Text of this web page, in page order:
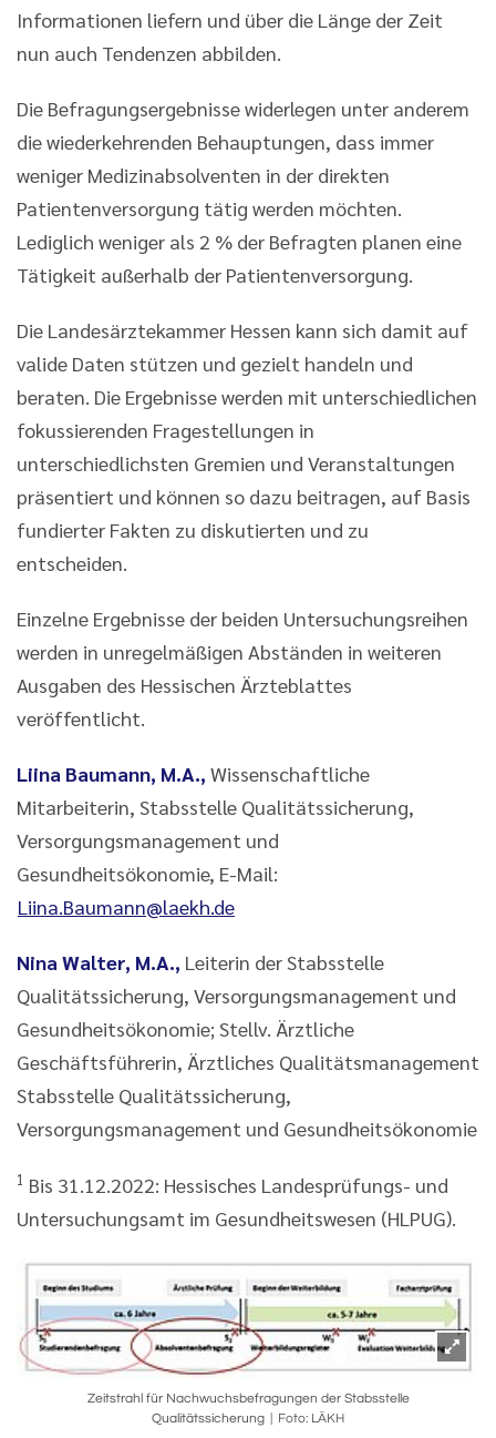
Informationen liefern und über die Länge der Zeit
nun auch Tendenzen abbilden.
Die Befragungsergebnisse widerlegen unter anderem
die wiederkehrenden Behauptungen, dass immer
weniger Medizinabsolventen in der direkten
Patientenversorgung tätig werden möchten.
Lediglich weniger als 2 % der Befragten planen eine
Tätigkeit außerhalb der Patientenversorgung.
Die Landesärztekammer Hessen kann sich damit auf
valide Daten stützen und gezielt handeln und
beraten. Die Ergebnisse werden mit unterschiedlichen
fokussierenden Fragestellungen in
unterschiedlichsten Gremien und Veranstaltungen
präsentiert und können so dazu beitragen, auf Basis
fundierter Fakten zu diskutierten und zu
entscheiden.
Einzelne Ergebnisse der beiden Untersuchungsreihen
werden in unregelmäßigen Abständen in weiteren
Ausgaben des Hessischen Ärzteblattes
veröffentlicht.
Liina Baumann, M.A., Wissenschaftliche
Mitarbeiterin, Stabsstelle Qualitätssicherung,
Versorgungsmanagement und
Gesundheitsökonomie, E-Mail:
Liina.Baumann@laekh.de
Nina Walter, M.A., Leiterin der Stabsstelle
Qualitätssicherung, Versorgungsmanagement und
Gesundheitsökonomie; Stellv. Ärztliche
Geschäftsführerin, Ärztliches Qualitätsmanagement
Stabsstelle Qualitätssicherung,
Versorgungsmanagement und Gesundheitsökonomie
1 Bis 31.12.2022: Hessisches Landesprüfungs- und
Untersuchungsamt im Gesundheitswesen (HLPUG).
Zeitstrahl für Nachwuchsbefragungen der Stabsstelle
Qualitätssicherung
Foto: LÄKH